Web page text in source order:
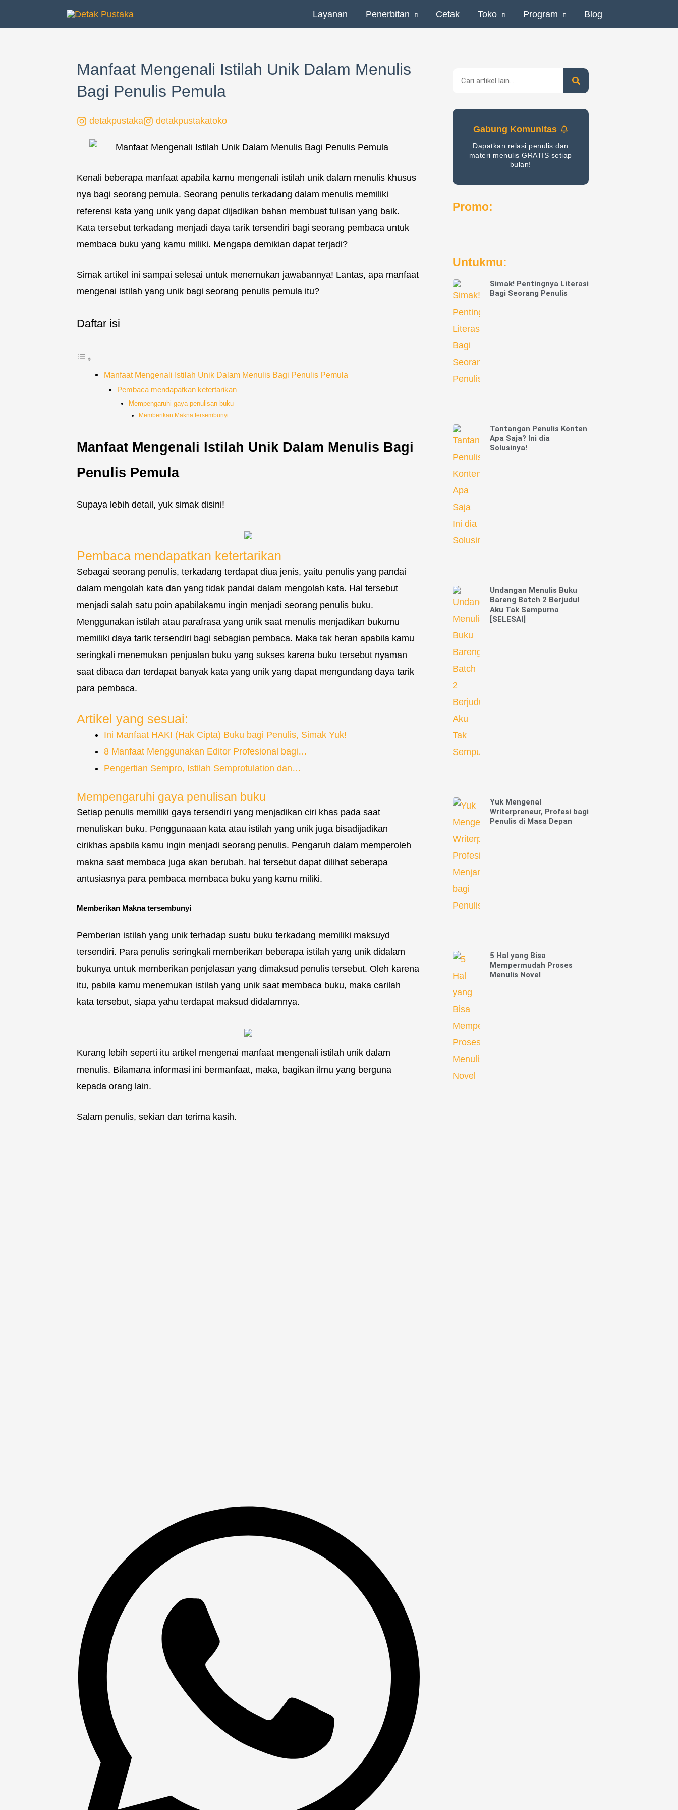
Layanan Penerbitan Cetak Toko Program Blog
Manfaat Mengenali Istilah Unik Dalam Menulis
Bagi Penulis Pemula
detakpustaka detakpustakatoko
Kenali beberapa manfaat apabila kamu mengenali istilah unik dalam menulis khusus
nya bagi seorang pemula. Seorang penulis terkadang dalam menulis memiliki
referensi kata yang unik yang dapat dijadikan bahan membuat tulisan yang baik.
Kata tersebut terkadang menjadi daya tarik tersendiri bagi seorang pembaca untuk
membaca buku yang kamu miliki. Mengapa demikian dapat terjadi?
Simak artikel ini sampai selesai untuk menemukan jawabannya! Lantas, apa manfaat
mengenai istilah yang unik bagi seorang penulis pemula itu?
Daftar isi
Manfaat Mengenali Istilah Unik Dalam Menulis Bagi Penulis Pemula
Pembaca mendapatkan ketertarikan
Mempengaruhi gaya penulisan buku
Memberikan Makna tersembunyi
Manfaat Mengenali Istilah Unik Dalam Menulis Bagi
Penulis Pemula
Supaya lebih detail, yuk simak disini!
Pembaca mendapatkan ketertarikan
Sebagai seorang penulis, terkadang terdapat diua jenis, yaitu penulis yang pandai
dalam mengolah kata dan yang tidak pandai dalam mengolah kata. Hal tersebut
menjadi salah satu poin apabilakamu ingin menjadi seorang penulis buku.
Menggunakan istilah atau parafrasa yang unik saat menulis menjadikan bukumu
memiliki daya tarik tersendiri bagi sebagian pembaca. Maka tak heran apabila kamu
seringkali menemukan penjualan buku yang sukses karena buku tersebut nyaman
saat dibaca dan terdapat banyak kata yang unik yang dapat mengundang daya tarik
para pembaca.
Artikel yang sesuai:
Ini Manfaat HAKI (Hak Cipta) Buku bagi Penulis, Simak Yuk!
8 Manfaat Menggunakan Editor Profesional bagi…
Pengertian Sempro, Istilah Semprotulation dan…
Mempengaruhi gaya penulisan buku
Setiap penulis memiliki gaya tersendiri yang menjadikan ciri khas pada saat
menuliskan buku. Penggunaaan kata atau istilah yang unik juga bisadijadikan
cirikhas apabila kamu ingin menjadi seorang penulis. Pengaruh dalam memperoleh
makna saat membaca juga akan berubah. hal tersebut dapat dilihat seberapa
antusiasnya para pembaca membaca buku yang kamu miliki.
Memberikan Makna tersembunyi
Pemberian istilah yang unik terhadap suatu buku terkadang memiliki maksuyd
tersendiri. Para penulis seringkali memberikan beberapa istilah yang unik didalam
bukunya untuk memberikan penjelasan yang dimaksud penulis tersebut. Oleh karena
itu, pabila kamu menemukan istilah yang unik saat membaca buku, maka carilah
kata tersebut, siapa yahu terdapat maksud didalamnya.
Kurang lebih seperti itu artikel mengenai manfaat mengenali istilah unik dalam
menulis. Bilamana informasi ini bermanfaat, maka, bagikan ilmu yang berguna
kepada orang lain.
Salam penulis, sekian dan terima kasih.
Gabung Komunitas
Dapatkan relasi penulis dan
materi menulis GRATIS setiap
bulan!
Promo:
Untukmu:
Simak! Pentingnya Literasi
Bagi Seorang Penulis
Tantangan Penulis Konten
Apa Saja? Ini dia
Solusinya!
Undangan Menulis Buku
Bareng Batch 2 Berjudul
Aku Tak Sempurna
[SELESAI]
Yuk Mengenal
Writerpreneur, Profesi bagi
Penulis di Masa Depan
5 Hal yang Bisa
Mempermudah Proses
Menulis Novel